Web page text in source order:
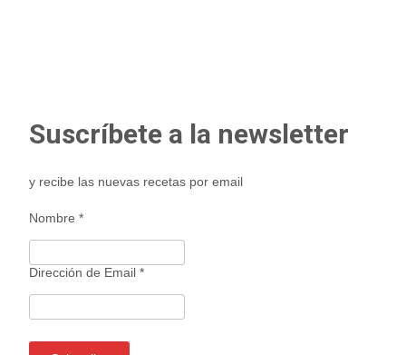
Suscríbete a la newsletter
y recibe las nuevas recetas por email
Nombre *
Dirección de Email *